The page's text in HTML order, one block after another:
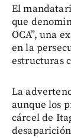
El
que
OCA”, una
en la
estructuras
La
aunque los
cárcel de